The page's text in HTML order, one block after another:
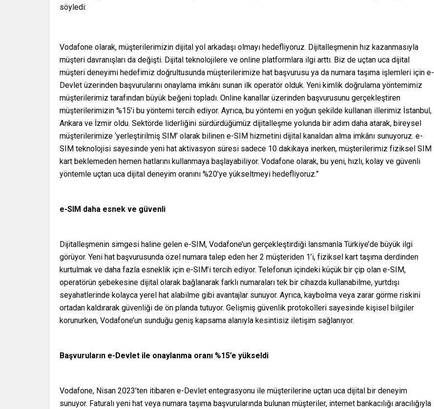
söyledi:
Vodafone olarak, müşterilerimizin dijital yol arkadaşı olmayı hedefliyoruz. Dijitalleşmenin hız kazanmasıyla
müşteri davranışları da değişti. Dijital teknolojilere ve online platformlara ilgi arttı. Biz de uçtan uca dijital
müşteri deneyimi hedefimiz doğrultusunda müşterilerimize hat başvurusu ya da numara taşıma işlemleri için e-
Devlet üzerinden başvurularını onaylama imkânı sunan ilk operatör olduk. Yeni kimlik doğrulama yöntemimiz
müşterilerimiz tarafından büyük beğeni topladı. Online kanallar üzerinden başvurusunu gerçekleştiren
müşterilerimizin %15’i bu yöntemi tercih ediyor. Ayrıca, bu yöntemi en yoğun şekilde kullanan illerimiz İstanbul,
Ankara ve İzmir oldu. Sektörde liderliğini sürdürdüğümüz dijitalleşme yolunda bir adım daha atarak, bireysel
müşterilerimize ‘yerleştirilmiş SIM’ olarak bilinen e-SIM hizmetini dijital kanaldan alma imkânı sunuyoruz. e-
SIM teknolojisi sayesinde yeni hat aktivasyon süresi sadece 10 dakikaya inerken, müşterilerimiz fiziksel SIM
kart beklemeden hemen hatlarını kullanmaya başlayabiliyor. Vodafone olarak, bu yeni, hızlı, kolay ve güvenli
yöntemle uçtan uca dijital deneyim oranını %20’ye yükseltmeyi hedefliyoruz.”
e-SIM daha esnek ve güvenli
Dijitalleşmenin simgesi haline gelen e-SIM, Vodafone’un gerçekleştirdiği lansmanla Türkiye’de büyük ilgi
görüyor. Yeni hat başvurusunda özel numara talep eden her 2 müşteriden 1’i, fiziksel kart taşıma derdinden
kurtulmak ve daha fazla esneklik için e-SIM’i tercih ediyor. Telefonun içindeki küçük bir çip olan e-SIM,
operatörün şebekesine dijital olarak bağlanarak farklı numaraları tek bir cihazda kullanabilme, yurtdışı
seyahatlerinde kolayca yerel hat alabilme gibi avantajlar sunuyor. Ayrıca, kaybolma veya zarar görme riskini
ortadan kaldırarak güvenliği de ön planda tutuyor. Gelişmiş güvenlik protokolleri sayesinde kişisel bilgiler
korunurken, Vodafone’un sunduğu geniş kapsama alanıyla kesintisiz iletişim sağlanıyor.
Başvuruların e-Devlet ile onaylanma oranı %15’e yükseldi
Vodafone, Nisan 2023’ten itibaren e-Devlet entegrasyonu ile müşterilerine uçtan uca dijital bir deneyim
sunuyor. Faturalı yeni hat veya numara taşıma başvurularında bulunan müşteriler, internet bankacılığı aracılığıyla